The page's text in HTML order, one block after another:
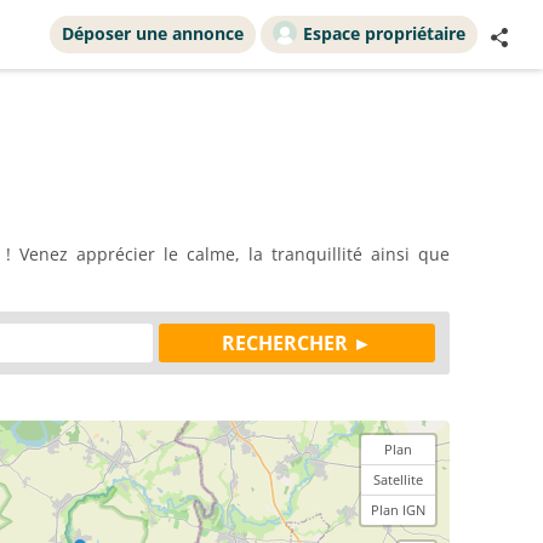
Déposer une annonce Espace propriétaire
Venez apprécier le calme, la tranquillité ainsi que
Plan
Satellite
Plan IGN